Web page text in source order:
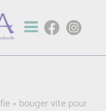
« bouger vite pour